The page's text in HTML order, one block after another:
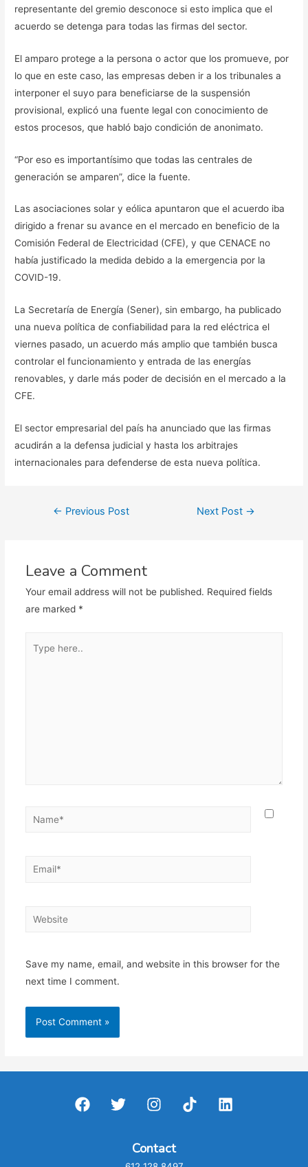
representante del gremio desconoce si esto implica que el
acuerdo se detenga para todas las firmas del sector.
El amparo protege a la persona o actor que los promueve, por
lo que en este caso, las empresas deben ir a los tribunales a
interponer el suyo para beneficiarse de la suspensión
provisional, explicó una fuente legal con conocimiento de
estos procesos, que habló bajo condición de anonimato.
“Por eso es importantísimo que todas las centrales de
generación se amparen”, dice la fuente.
Las asociaciones solar y eólica apuntaron que el acuerdo iba
dirigido a frenar su avance en el mercado en beneficio de la
Comisión Federal de Electricidad (CFE), y que CENACE no
había justificado la medida debido a la emergencia por la
COVID-19.
La Secretaría de Energía (Sener), sin embargo, ha publicado
una nueva política de confiabilidad para la red eléctrica el
viernes pasado, un acuerdo más amplio que también busca
controlar el funcionamiento y entrada de las energías
renovables, y darle más poder de decisión en el mercado a la
CFE.
El sector empresarial del país ha anunciado que las firmas
acudirán a la defensa judicial y hasta los arbitrajes
internacionales para defenderse de esta nueva política.
Post← Previous Post Next Post →
Leave a Comment
Your email address will not be published. Required fields
are marked *
here..
Name*
Email*
Website
Save my name, email, and website in this browser for the
next time I comment.
Contact